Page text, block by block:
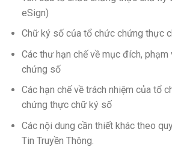
eSign)
Chữ ký số của tổ chức chứng thực
Các thư hạn chế về mục đích,
chứng số
Các hạn chế về trách nhiệm của tổ
chứng thực chữ ký số
Các nội dung cần thiết khác theo
Tin Truyền Thông.